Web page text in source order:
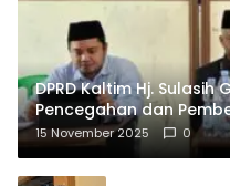
DPRD Kaltim Hj.
Pencegahan dan
15 November 2025 0